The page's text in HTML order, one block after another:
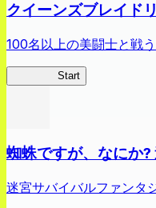
クイーンズブレイド
100名以上の美闘士と戦
Start
蜘蛛ですが、なにか
迷宮サバイバルファンタ